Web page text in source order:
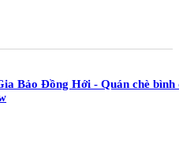
Bảo Đồng Hới - Quán chè bình